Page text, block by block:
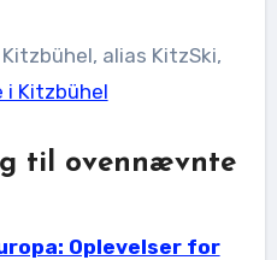
alias KitzSki,
i Kitzbühel
til ovennævnte
Oplevelser for